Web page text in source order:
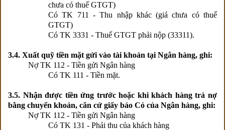
chưa có thuế GTGT)
Có TK 711 - Thu nhập khác (giá chưa có thuế
GTGT)
Có TK 3331 - Thuế GTGT phải nộp (33311).
3.4. Xuất quỹ tiền mặt gửi vào tài khoản tại Ngân hàng, ghi:
Nợ TK 112 - Tiền gửi Ngân hàng
Có TK 111 - Tiền mặt.
3.5. Nhận được tiền ứng trước hoặc khi khách hàng trả nợ
bằng chuyển khoản, căn cứ giấy báo Có của Ngân hàng, ghi:
Nợ TK 112 - Tiền gửi Ngân hàng
Có TK 131 - Phải thu của khách hàng